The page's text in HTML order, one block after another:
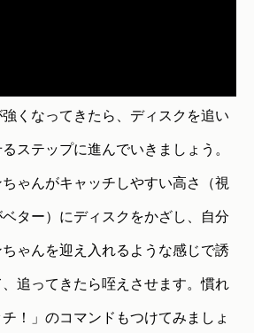
くなってきたら、ディスクを追い
ステップに進んでいきましょう。
ゃんがキャッチしやすい高さ（視
ター）にディスクをかざし、自分
ゃんを迎え入れるような感じで誘
追ってきたら咥えさせます。慣れ
！」のコマンドもつけてみましょ